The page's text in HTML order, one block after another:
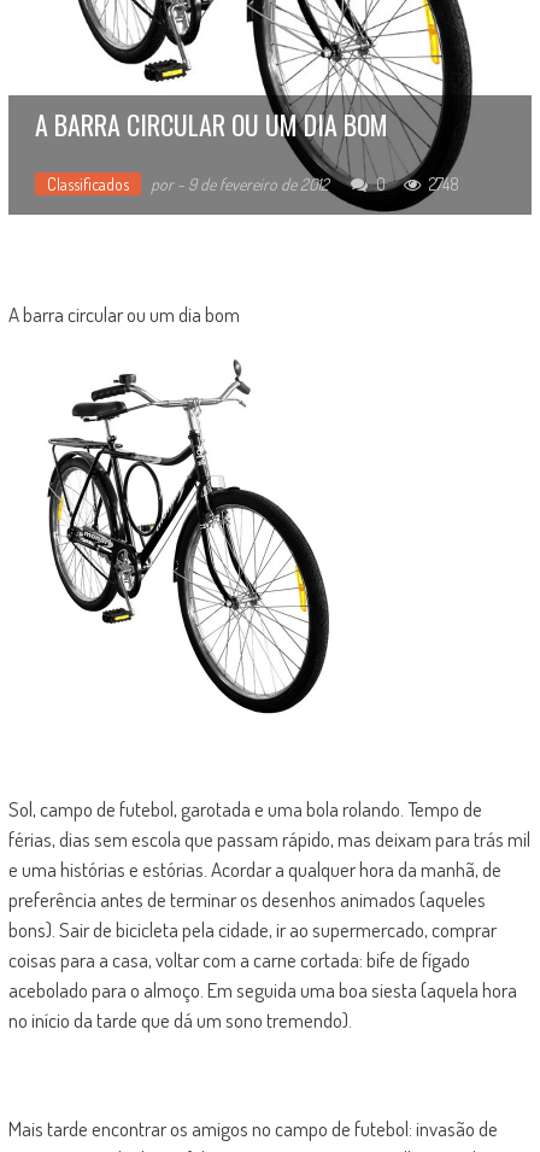
A BARRA CIRCULAR OU UM DIA BOM
Classificados por- 9 de fevereiro de 2012 0 2748
A barra circular ou um dia bom
Sol, campo de futebol, garotada e uma bola rolando. Tempo de
férias, dias sem escola que passam rápido, mas deixam para trás mil
e uma histórias e estórias. Acordar a qualquer hora da manhã, de
preferência antes de terminar os desenhos animados (aqueles
bons). Sair de bicicleta pela cidade, ir ao supermercado, comprar
coisas para a casa, voltar com a carne cortada: bife de fígado
acebolado para o almoço. Em seguida uma boa siesta (aquela hora
no início da tarde que dá um sono tremendo).
Mais tarde encontrar os amigos no campo de futebol: invasão de